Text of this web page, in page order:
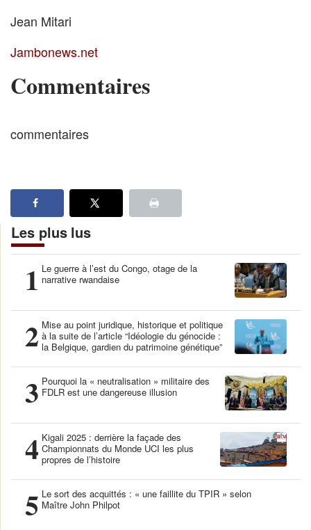
Jean Mitari
Jambonews.net
Commentaires
commentaires
Les plus lus
1 Le guerre à l’est du Congo, otage de la
narrative rwandaise
2 Mise au point juridique, historique et politique
à la suite de l’article “Idéologie du génocide :
la Belgique, gardien du patrimoine génétique”
3 Pourquoi la « neutralisation » militaire des
FDLR est une dangereuse illusion
4 Kigali 2025 : derrière la façade des
Championnats du Monde UCI les plus
propres de l’histoire
5 Le sort des acquittés : « une faillite du TPIR » selon
Maître John Philpot